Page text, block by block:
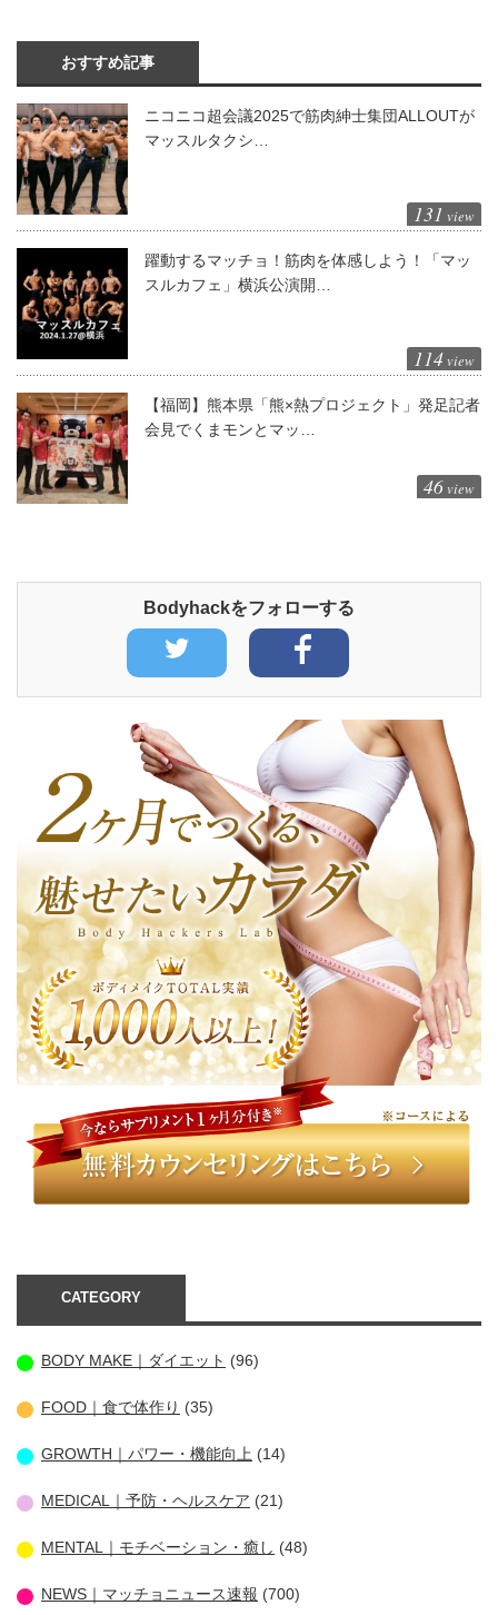
おすすめ記事
ニコニコ超会議2025で筋肉紳士集団ALLOUTが
マッスルタクシ…
131 view
躍動するマッチョ！筋肉を体感しよう！「マッ
スルカフェ」横浜公演開…
114 view
【福岡】熊本県「熊×熱プロジェクト」発足記者
会見でくまモンとマッ…
46 view
Bodyhackをフォローする
CATEGORY
BODY MAKE｜ダイエット (96)
FOOD｜食で体作り (35)
GROWTH｜パワー・機能向上 (14)
MEDICAL｜予防・ヘルスケア (21)
MENTAL｜モチベーション・癒し (48)
NEWS｜マッチョニュース速報 (700)